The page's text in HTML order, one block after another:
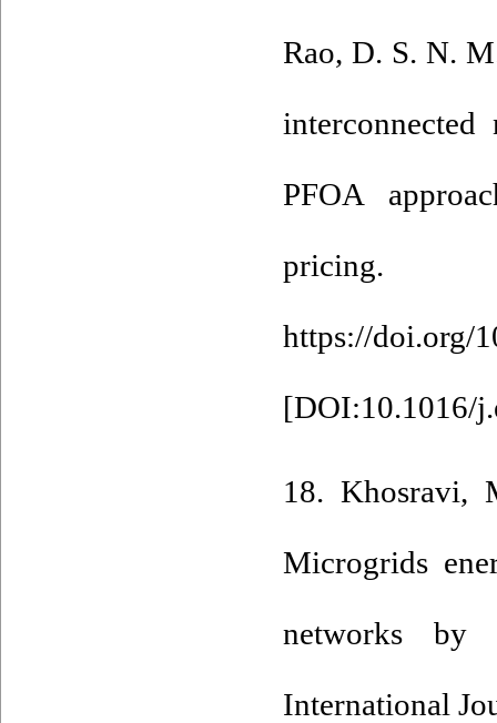
Rao, D. S. N.
PFOA
https://doi.org/
[DOI:10.1016/
18. Khosravi,
Microgrids
networks by
International